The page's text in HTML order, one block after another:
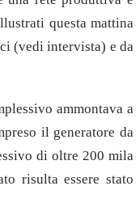
questa mattina
(vedi intervista) e da
ammontava a
il generatore da
di oltre 200 mila
risulta essere stato